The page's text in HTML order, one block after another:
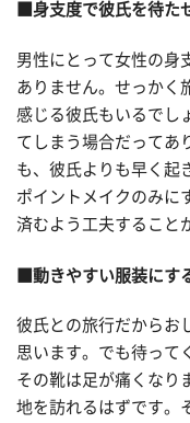
■身支度で彼氏を待た
男性にとって女性の身
ありません。せっかく
感じる彼氏もいるでし
てしまう場合だってあ
も、彼氏よりも早く起
ポイントメイクのみに
済むよう工夫すること
■動きやすい服装にす
彼氏との旅行だからお
思います。でも待って
その靴は足が痛くなり
地を訪れるはずです。